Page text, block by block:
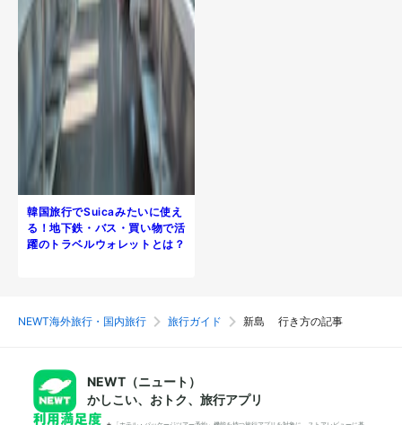
韓国旅行でSuicaみたいに使え
る！地下鉄・バス・買い物で活
躍のトラベルウォレットとは？
NEWT海外旅行・国内旅行 旅行ガイド 新島 行き方の記事
NEWT（ニュート）
かしこい、おトク、旅行アプリ